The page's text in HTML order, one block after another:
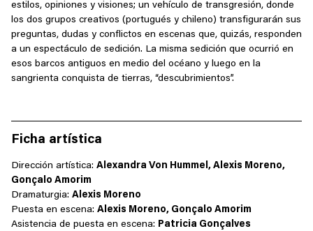
estilos, opiniones y visiones; un vehículo de transgresión, donde
los dos grupos creativos (portugués y chileno) transfigurarán sus
preguntas, dudas y conflictos en escenas que, quizás, responden
a un espectáculo de sedición. La misma sedición que ocurrió en
esos barcos antiguos en medio del océano y luego en la
sangrienta conquista de tierras, “descubrimientos”.
Ficha artística
Dirección artística: Alexandra Von Hummel, Alexis Moreno,
Gonçalo Amorim
Dramaturgia: Alexis Moreno
Puesta en escena: Alexis Moreno, Gonçalo Amorim
Asistencia de puesta en escena: Patricia Gonçalves